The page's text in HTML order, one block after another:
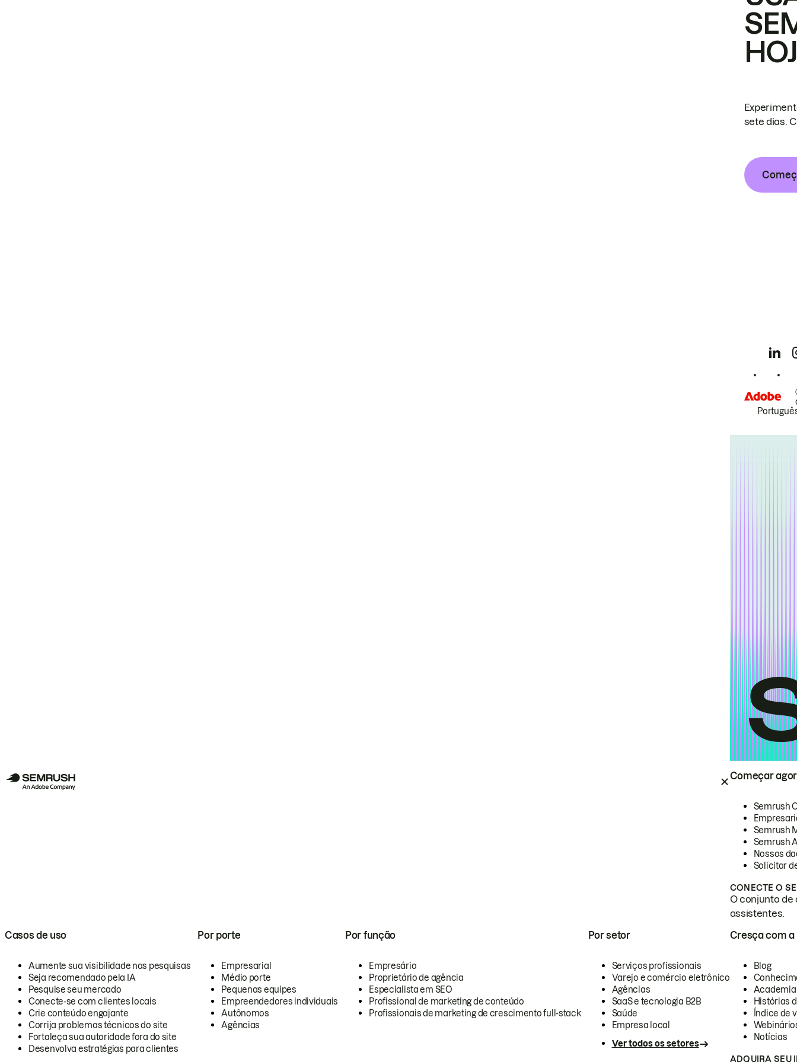
Começar
Semrush
Semrush
Semrush
Nossos
Solicitar
CONECTE O
O conjunto de
assistentes.
Casos de uso
Aumente sua visibilidade nas pesquisas
Seja recomendado pela IA
Pesquise seu mercado
Conecte-se com clientes locais
Crie conteúdo engajante
Corrija problemas técnicos do site
Fortaleça sua autoridade fora do site
Desenvolva estratégias para clientes
Por porte
Empresarial
Médio porte
Pequenas equipes
Empreendedores individuais
Autônomos
Agências
Por função
Empresário
Proprietário de agência
Especialista em SEO
Profissional de marketing de conteúdo
Profissionais de marketing de crescimento full-stack
Por setor
Serviços profissionais
Varejo e comércio eletrônico
Agências
SaaS e tecnologia B2B
Saúde
Empresa local
Ver todos os setores
Cresça com a
Blog
Academia
Histórias
Índice de
Notícias
ADQUIRA SEU
sete dias.